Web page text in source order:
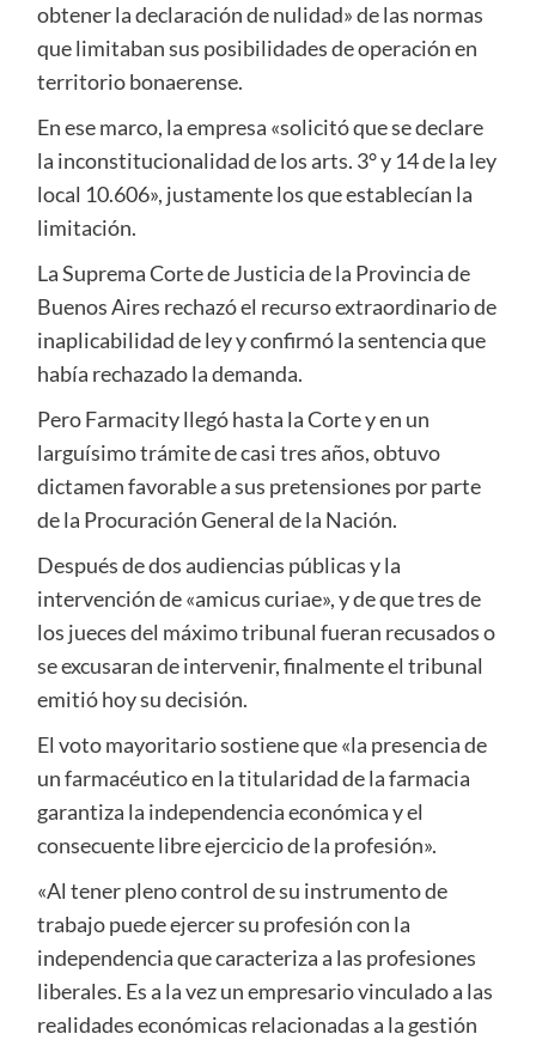
obtener la declaración de nulidad» de las normas
que limitaban sus posibilidades de operación en
territorio bonaerense.
En ese marco, la empresa «solicitó que se declare
la inconstitucionalidad de los arts. 3° y 14 de la ley
local 10.606», justamente los que establecían la
limitación.
La Suprema Corte de Justicia de la Provincia de
Buenos Aires rechazó el recurso extraordinario de
inaplicabilidad de ley y confirmó la sentencia que
había rechazado la demanda.
Pero Farmacity llegó hasta la Corte y en un
larguísimo trámite de casi tres años, obtuvo
dictamen favorable a sus pretensiones por parte
de la Procuración General de la Nación.
Después de dos audiencias públicas y la
intervención de «amicus curiae», y de que tres de
los jueces del máximo tribunal fueran recusados o
se excusaran de intervenir, finalmente el tribunal
emitió hoy su decisión.
El voto mayoritario sostiene que «la presencia de
un farmacéutico en la titularidad de la farmacia
garantiza la independencia económica y el
consecuente libre ejercicio de la profesión».
«Al tener pleno control de su instrumento de
trabajo puede ejercer su profesión con la
independencia que caracteriza a las profesiones
liberales. Es a la vez un empresario vinculado a las
realidades económicas relacionadas a la gestión